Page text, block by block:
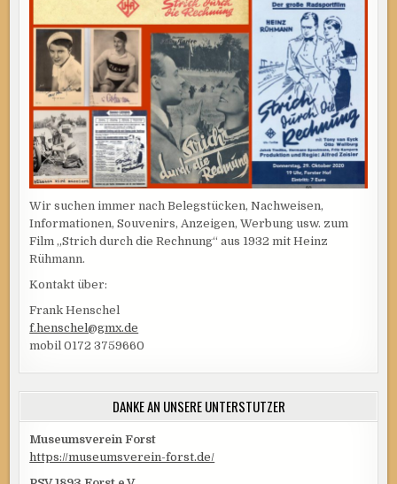
Wir suchen immer nach Belegstücken, Nachweisen,
Informationen, Souvenirs, Anzeigen, Werbung usw. zum
Film „Strich durch die Rechnung“ aus 1932 mit Heinz
Rühmann.
Kontakt über:
Frank Henschel
f.henschel@gmx.de
mobil 0172 3759660
DANKE AN UNSERE UNTERSTÜTZER
Museumsverein Forst
https://museumsverein-forst.de/